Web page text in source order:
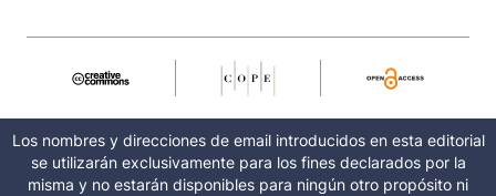
Los nombres y direcciones de email introducidos en esta editorial
se utilizarán exclusivamente para los fines declarados por la
misma y no estarán disponibles para ningún otro propósito ni